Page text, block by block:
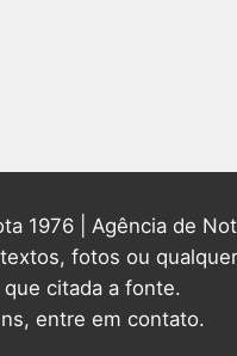
1976 | Agência de
fotos ou
citada a fonte.
entre em contato.